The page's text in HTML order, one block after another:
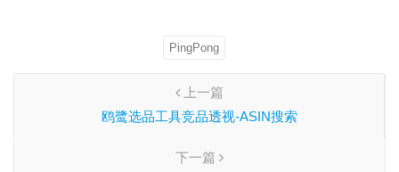
PingPong
上一篇
鸥鹭选品工具竞品透视-ASIN搜索
下一篇